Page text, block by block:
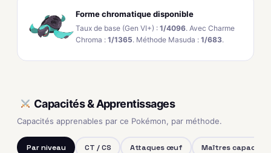
Forme chromatique disponible
Taux de base (Gen VI+) : 1/4096. Avec Charme
Chroma : 1/1365. Méthode Masuda : 1/683.
Capacités & Apprentissages
Capacités apprenables par ce Pokémon, par méthode.
Par niveau CT / CS Attaques œuf Maîtres capacités